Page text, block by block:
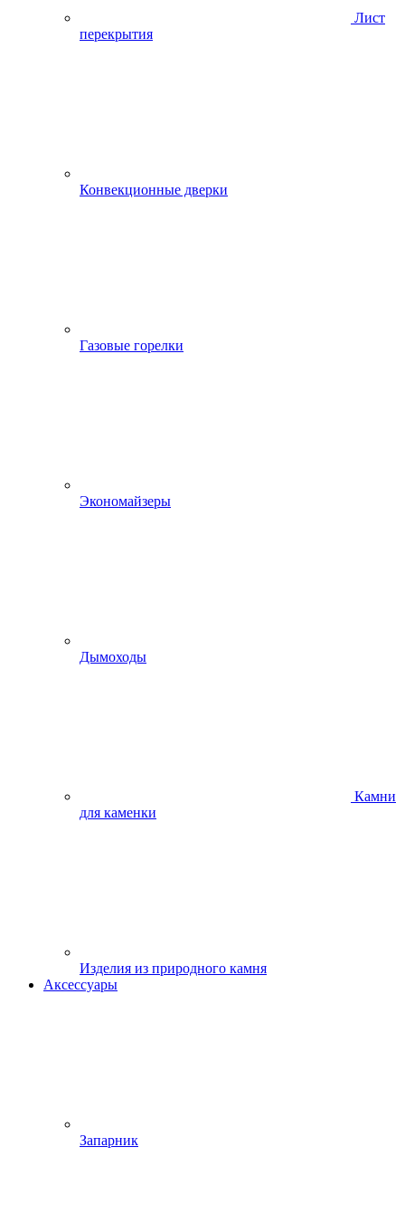
Лист
перекрытия
Конвекционные дверки
Газовые горелки
Экономайзеры
Дымоходы
Камни
для каменки
Изделия из природного камня
Аксессуары
Запарник